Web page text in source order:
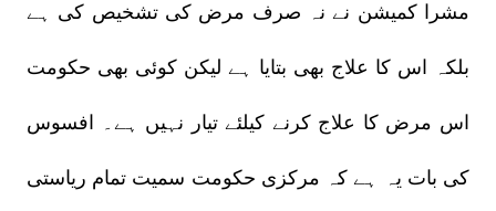
مشرا کمیشن نے نہ صرف مرض کی تشخیص کی ہے
بلکہ اس کا علاج بھی بتایا ہے لیکن کوئی بھی حکومت
اس مرض کا علاج کرنے کیلئے تیار نہیں ہے۔ افسوس
کی بات یہ ہے کہ مرکزی حکومت سمیت تمام ریاستی